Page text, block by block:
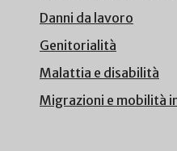
Danni da lavoro
Genitorialità
Malattia e disabilità
Migrazioni e mobilità